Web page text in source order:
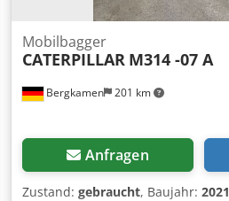
Bergkamen 201 km
Mobilbagger
CATERPILLAR M314 -07 A
Anfragen
Zustand: gebraucht, Baujahr: 2021